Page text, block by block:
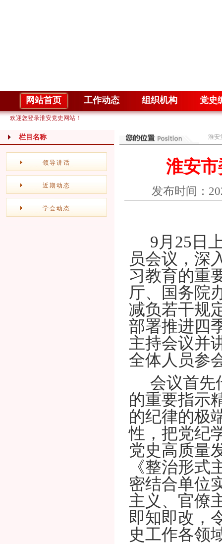
网站首页 工作动态 组织机构 党史
欢迎您登录淮安党史网站！
栏目名称
领导讲话
近期动态
学会动态
淮安
淮安
发布时间：
9月25日
员会议，深
习教育的重
厅、国务院
减负若干规
部署推进四
主持会议并
全体人员参
会议首先
的重要指示
的纪律的极
性，把党纪
党史高质量
《整治形
密结合单位
主义、官僚
即知即改，
史工作各领